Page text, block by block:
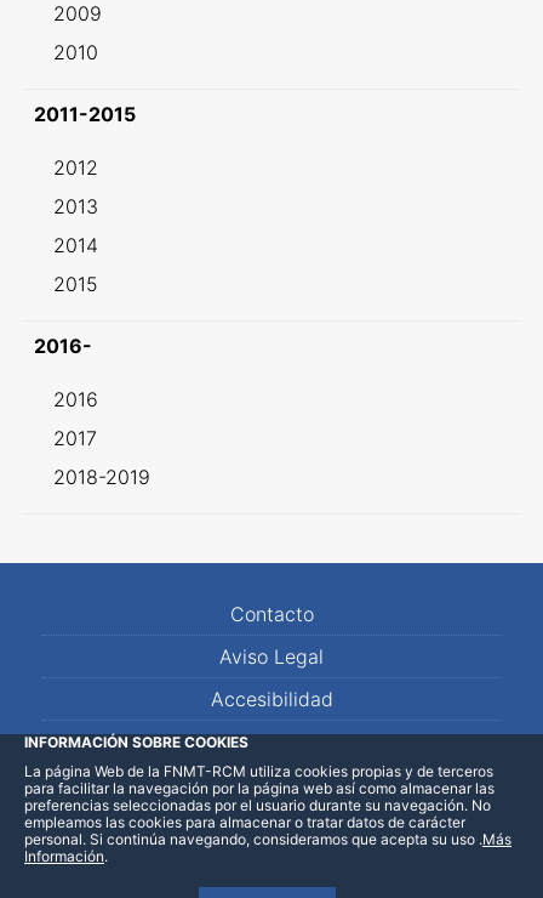
2009
2010
2011-2015
2012
2013
2014
2015
2016-
2016
2017
2018-2019
Contacto
Aviso Legal
Accesibilidad
Mapa Web
INFORMACIÓN SOBRE COOKIES
La página Web de la FNMT-RCM utiliza cookies propias y de terceros
para facilitar la navegación por la página web así como almacenar las
preferencias seleccionadas por el usuario durante su navegación. No
empleamos las cookies para almacenar o tratar datos de carácter
personal. Si continúa navegando, consideramos que acepta su uso .Más
Información.